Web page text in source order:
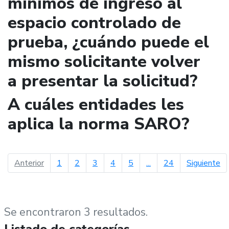
espacio controlado de
prueba, ¿cuándo puede el
mismo solicitante volver
a presentar la solicitud?
A cuáles entidades les
aplica la norma SARO?
Anteriorpágina anterior
1 2 3 4 5 ... 24 Siguiente
Se encontraron 3 resultados.